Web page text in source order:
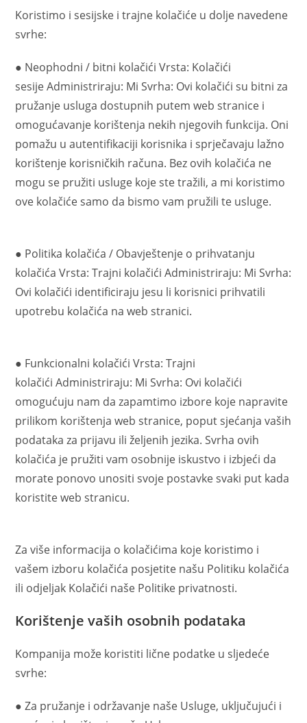
Koristimo i sesijske i trajne kolačiće u dolje navedene
svrhe:
● Neophodni / bitni kolačići Vrsta: Kolačići
sesije Administriraju: Mi Svrha: Ovi kolačići su bitni za
pružanje usluga dostupnih putem web stranice i
omogućavanje korištenja nekih njegovih funkcija. Oni
pomažu u autentifikaciji korisnika i sprječavaju lažno
korištenje korisničkih računa. Bez ovih kolačića ne
mogu se pružiti usluge koje ste tražili, a mi koristimo
ove kolačiće samo da bismo vam pružili te usluge.
● Politika kolačića / Obavještenje o prihvatanju
kolačića Vrsta: Trajni kolačići Administriraju: Mi Svrha:
Ovi kolačići identificiraju jesu li korisnici prihvatili
upotrebu kolačića na web stranici.
● Funkcionalni kolačići Vrsta: Trajni
kolačići Administriraju: Mi Svrha: Ovi kolačići
omogućuju nam da zapamtimo izbore koje napravite
prilikom korištenja web stranice, poput sjećanja vaših
podataka za prijavu ili željenih jezika. Svrha ovih
kolačića je pružiti vam osobnije iskustvo i izbjeći da
morate ponovo unositi svoje postavke svaki put kada
koristite web stranicu.
Za više informacija o kolačićima koje koristimo i
vašem izboru kolačića posjetite našu Politiku kolačića
ili odjeljak Kolačići naše Politike privatnosti.
Korištenje vaših osobnih podataka
Kompanija može koristiti lične podatke u sljedeće
svrhe:
● Za pružanje i održavanje naše Usluge, uključujući i